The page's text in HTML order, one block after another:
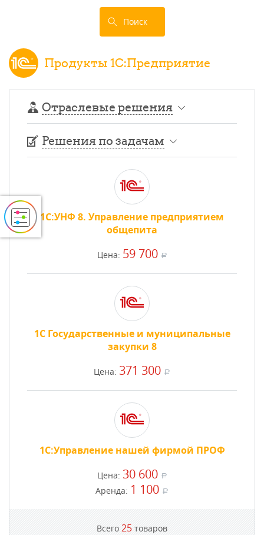
Поиск
Продукты 1С:Предприятие
Отраслевые решения
Решения по задачам
1С:УНФ 8. Управление предприятием
общепита
Цена: 59 700 a
1С Государственные и муниципальные
закупки 8
Цена: 371 300 a
1С:Управление нашей фирмой ПРОФ
Цена: 30 600 a
Аренда: 1 100 a
Всего 25 товаров